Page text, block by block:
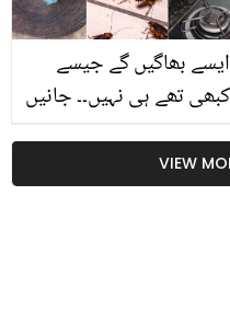
ایسے بھاگیں گے جیسے
کبھی تھے ہی نہیں۔۔ جانیں
سی گیند لال بیگ بھگانے
میں کیسے آپ کی مدد کرے
VIEW